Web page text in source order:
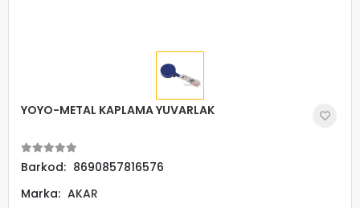
YOYO-METAL KAPLAMA YUVARLAK
Barkod: 8690857816576
Marka: AKAR